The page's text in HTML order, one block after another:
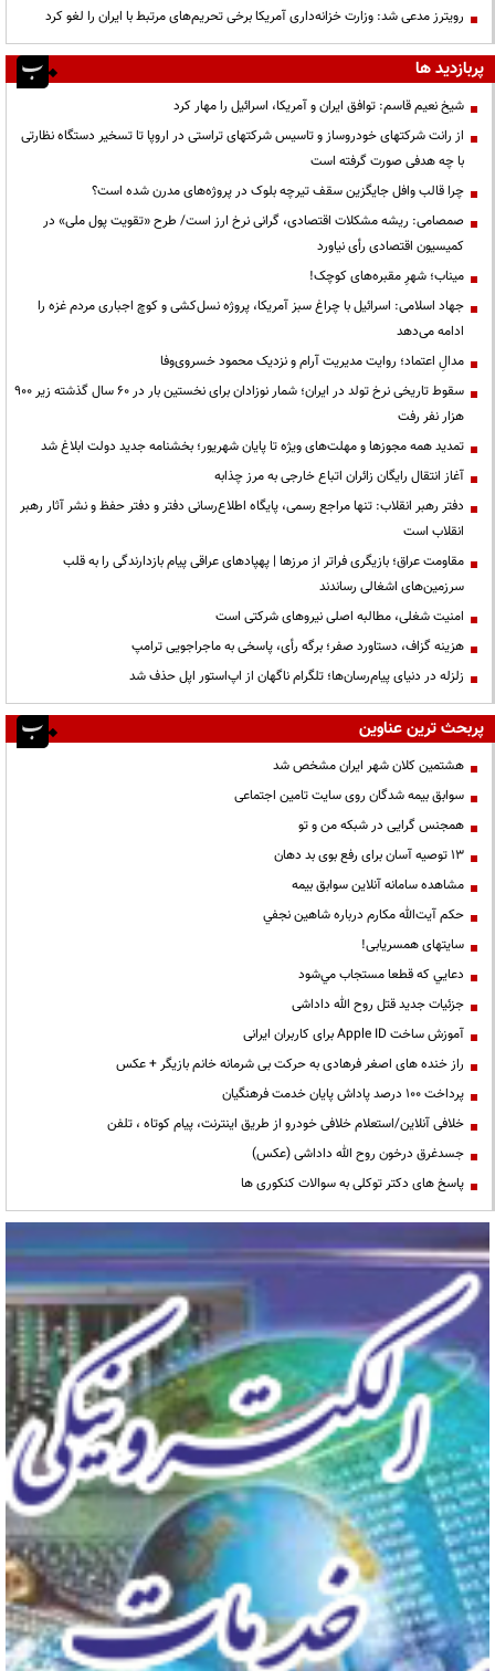
رویترز مدعی شد: وزارت خزانه‌داری آمریکا برخی تحریم‌های مرتبط با ایران را لغو کرد
پربازدید ها
شیخ نعیم قاسم: توافق ایران و آمریکا، اسرائیل را مهار کرد
از رانت‌ شرکتهای خودروساز و تاسیس شرکتهای تراستی در اروپا تا تسخیر دستگاه نظارتی
با چه هدفی صورت گرفته است
چرا قالب وافل جایگزین سقف تیرچه بلوک در پروژه‌های مدرن شده است؟
صمصامی: ریشه مشکلات اقتصادی، گرانی نرخ ارز است/ طرح «تقویت پول ملی» در
کمیسیون اقتصادی رأی نیاورد
میناب؛ شهرِ مقبره‌های کوچک!
جهاد اسلامی: اسرائیل با چراغ سبز آمریکا، پروژه نسل‌کشی و کوچ اجباری مردم غزه را
ادامه می‌دهد
مدالِ اعتماد؛ روایت مدیریت آرام و نزدیک محمود خسروی‌وفا
سقوط تاریخی نرخ تولد در ایران؛ شمار نوزادان برای نخستین بار در ۶۰ سال گذشته زیر ۹۰۰
هزار نفر رفت
تمدید همه مجوزها و مهلت‌های ویژه تا پایان شهریور؛ بخشنامه جدید دولت ابلاغ شد
آغاز انتقال رایگان زائران اتباع خارجی به مرز چذابه
دفتر رهبر انقلاب: تنها مراجع رسمی، پایگاه اطلاع‌رسانی دفتر و دفتر حفظ و نشر آثار رهبر
انقلاب است
مقاومت عراق؛ بازیگری فراتر از مرزها | پهپادهای عراقی پیام بازدارندگی را به قلب
سرزمین‌های اشغالی رساندند
‌امنیت شغلی، مطالبه اصلی نیروهای شرکتی است
هزینه گزاف، دستاورد صفر؛ برگه رأی، پاسخی به ماجراجویی ترامپ
زلزله در دنیای پیام‌رسان‌ها؛ تلگرام ناگهان از اپ‌استور اپل حذف شد
پربحث ترین عناوین
هشتمین کلان شهر ایران مشخص شد
سوابق بیمه شدگان روی سایت تامین اجتماعی
همجنس گرایی در شبکه من و تو
13 توصیه آسان برای رفع بوی بد دهان
مشاهده سامانه آنلاين سوابق بیمه
حكم آيت‌الله مكارم درباره شاهين نجفي
سایتهای همسریابی!
دعايي كه قطعا مستجاب مي‌شود
جزئیات جدید قتل روح الله داداشی
آموزش ساخت Apple ID برای کاربران ایرانی
راز خنده های اصغر فرهادی به حرکت بی شرمانه خانم بازیگر + عکس
پرداخت ۱۰۰ درصد پاداش پایان خدمت فرهنگیان
خلافی آنلاین/استعلام خلافی خودرو از طریق اینترنت، پیام کوتاه ، تلفن
جسدغرق درخون روح الله داداشی (عکس)
پاسخ های دکتر توکلی به سوالات کنکوری ها